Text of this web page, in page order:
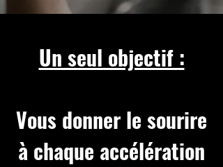
Un seul objectif :
Vous donner le sourire
à chaque accélération